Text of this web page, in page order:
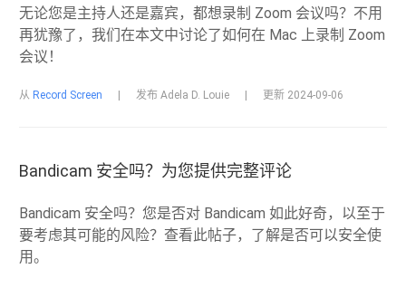
无论您是主持人还是嘉宾，都想录制 Zoom 会议吗？不用
再犹豫了，我们在本文中讨论了如何在 Mac 上录制 Zoom
会议！
从 Record Screen 发布 Adela D. Louie 更新 2024-09-06
Bandicam 安全吗？为您提供完整评论
Bandicam 安全吗？您是否对 Bandicam 如此好奇，以至于
要考虑其可能的风险？查看此帖子，了解是否可以安全使
用。